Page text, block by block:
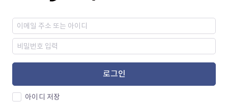
로그인
아이디 저장